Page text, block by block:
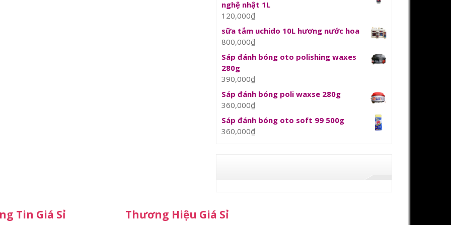
nghệ nhật 1L
120,000₫
sữa tắm uchido 10L hương nước hoa
800,000₫
Sáp đánh bóng oto polishing waxes
280g
390,000₫
Sáp đánh bóng poli waxse 280g
360,000₫
Sáp đánh bóng oto soft 99 500g
360,000₫
Tin Giá Sỉ Thương Hiệu Giá Sỉ